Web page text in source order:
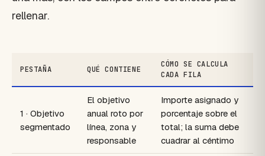
rellenar.
PESTAÑA QUÉ CONTIENE
CÓMO SE CALCULA
CADA FILA
1 · Objetivo
segmentado
El objetivo
anual roto por
línea, zona y
responsable
Importe asignado y
porcentaje sobre el
total; la suma debe
cuadrar al céntimo